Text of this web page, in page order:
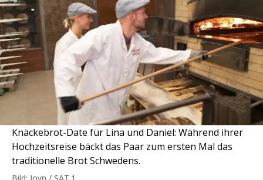
Knäckebrot-Date für Lina und Daniel: Während ihrer
Hochzeitsreise bäckt das Paar zum ersten Mal das
traditionelle Brot Schwedens.